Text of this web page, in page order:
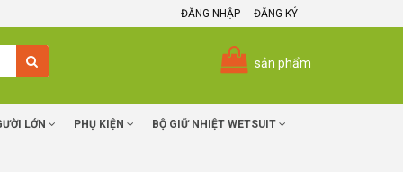
ĐĂNG NHẬP ĐĂNG KÝ
sản phẩm
LỚN PHỤ KIỆN BỘ GIỮ NHIỆT WETSUIT